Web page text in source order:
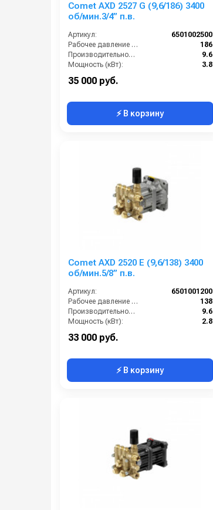
Comet AXD 2527 G (9,6/186) 3400
об/мин.3/4” п.в.
Артикул:
6501002500
Рабочее давление (бар):
186
Производительность (л/мин):
9.6
Мощность (кВт):
3.8
35 000 руб.
⚡ В корзину
Comet AXD 2520 E (9,6/138) 3400
об/мин.5/8” п.в.
Артикул:
6501001200
Рабочее давление (бар):
138
Производительность (л/мин):
9.6
Мощность (кВт):
2.8
33 000 руб.
⚡ В корзину